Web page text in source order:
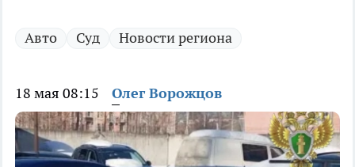
Авто Суд Новости региона
18 мая 08:15 Олег Ворожцов